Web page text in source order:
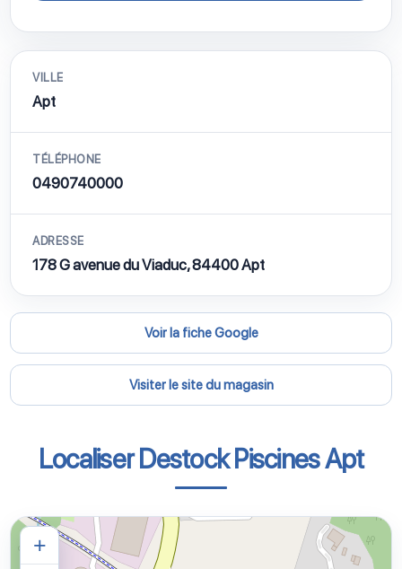
VILLE
Apt
TÉLÉPHONE
0490740000
ADRESSE
178 G avenue du Viaduc, 84400 Apt
Voir la fiche Google
Visiter le site du magasin
Localiser Destock Piscines Apt
+